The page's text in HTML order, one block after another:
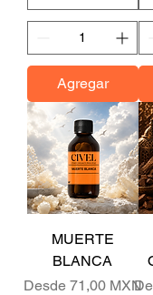
Agregar
MUERTE
BLANCA
Desde 71,00 MXN
Precio de oferta